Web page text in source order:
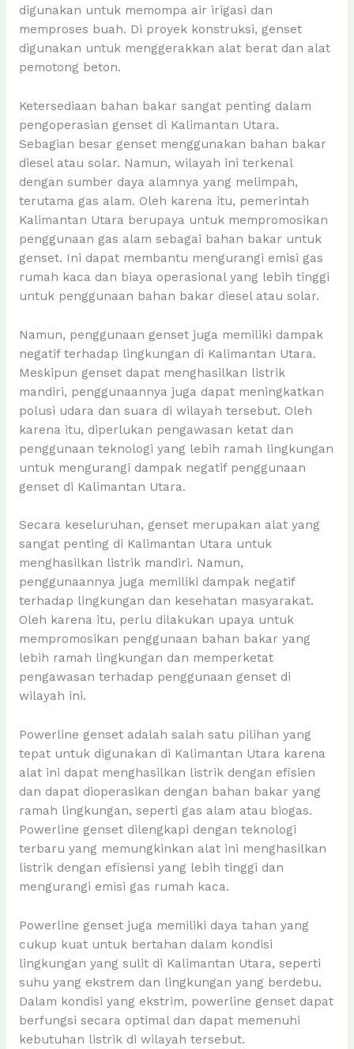
digunakan untuk memompa air irigasi dan
memproses buah. Di proyek konstruksi, genset
digunakan untuk menggerakkan alat berat dan alat
pemotong beton.
Ketersediaan bahan bakar sangat penting dalam
pengoperasian genset di Kalimantan Utara.
Sebagian besar genset menggunakan bahan bakar
diesel atau solar. Namun, wilayah ini terkenal
dengan sumber daya alamnya yang melimpah,
terutama gas alam. Oleh karena itu, pemerintah
Kalimantan Utara berupaya untuk mempromosikan
penggunaan gas alam sebagai bahan bakar untuk
genset. Ini dapat membantu mengurangi emisi gas
rumah kaca dan biaya operasional yang lebih tinggi
untuk penggunaan bahan bakar diesel atau solar.
Namun, penggunaan genset juga memiliki dampak
negatif terhadap lingkungan di Kalimantan Utara.
Meskipun genset dapat menghasilkan listrik
mandiri, penggunaannya juga dapat meningkatkan
polusi udara dan suara di wilayah tersebut. Oleh
karena itu, diperlukan pengawasan ketat dan
penggunaan teknologi yang lebih ramah lingkungan
untuk mengurangi dampak negatif penggunaan
genset di Kalimantan Utara.
Secara keseluruhan, genset merupakan alat yang
sangat penting di Kalimantan Utara untuk
menghasilkan listrik mandiri. Namun,
penggunaannya juga memiliki dampak negatif
terhadap lingkungan dan kesehatan masyarakat.
Oleh karena itu, perlu dilakukan upaya untuk
mempromosikan penggunaan bahan bakar yang
lebih ramah lingkungan dan memperketat
pengawasan terhadap penggunaan genset di
wilayah ini.
Powerline genset adalah salah satu pilihan yang
tepat untuk digunakan di Kalimantan Utara karena
alat ini dapat menghasilkan listrik dengan efisien
dan dapat dioperasikan dengan bahan bakar yang
ramah lingkungan, seperti gas alam atau biogas.
Powerline genset dilengkapi dengan teknologi
terbaru yang memungkinkan alat ini menghasilkan
listrik dengan efisiensi yang lebih tinggi dan
mengurangi emisi gas rumah kaca.
Powerline genset juga memiliki daya tahan yang
cukup kuat untuk bertahan dalam kondisi
lingkungan yang sulit di Kalimantan Utara, seperti
suhu yang ekstrem dan lingkungan yang berdebu.
Dalam kondisi yang ekstrim, powerline genset dapat
berfungsi secara optimal dan dapat memenuhi
kebutuhan listrik di wilayah tersebut.